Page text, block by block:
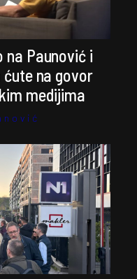
Paunović i
na govor
medijima